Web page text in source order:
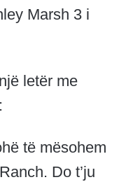
Marsh 3 i
letër me
të mësohem
Do t’ju